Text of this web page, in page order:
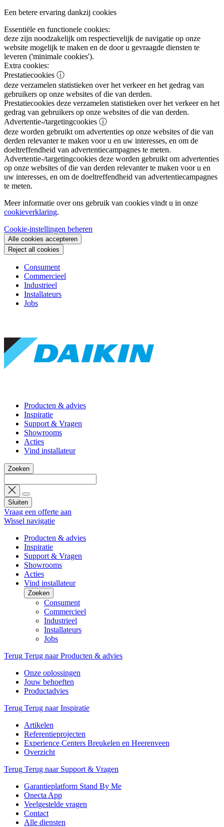
Een betere ervaring dankzij cookies
Essentiële en functionele cookies:
deze zijn noodzakelijk om respectievelijk de navigatie op onze
website mogelijk te maken en de door u gevraagde diensten te
leveren ('minimale cookies').
Extra cookies:
Prestatiecookies ⓘ
deze verzamelen statistieken over het verkeer en het gedrag van
gebruikers op onze websites of die van derden.
Prestatiecookies deze verzamelen statistieken over het verkeer en het
gedrag van gebruikers op onze websites of die van derden.
Advertentie-/targetingcookies ⓘ
deze worden gebruikt om advertenties op onze websites of die van
derden relevanter te maken voor u en uw interesses, en om de
doeltreffendheid van advertentiecampagnes te meten.
Advertentie-/targetingcookies deze worden gebruikt om advertenties
op onze websites of die van derden relevanter te maken voor u en
uw interesses, en om de doeltreffendheid van advertentiecampagnes
te meten.
Meer informatie over ons gebruik van cookies vindt u in onze
cookieverklaring.
Cookie-instellingen beheren
Alle cookies accepteren
Reject all cookies
Consument
Commercieel
Industrieel
Installateurs
Jobs
Producten & advies
Inspiratie
Support & Vragen
Showrooms
Acties
Vind installateur
Zoeken
Sluiten
Vraag een offerte aan
Wissel navigatie
Producten & advies
Inspiratie
Support & Vragen
Showrooms
Acties
Vind installateur
Zoeken
Consument
Commercieel
Industrieel
Installateurs
Jobs
Terug Terug naar Producten & advies
Onze oplossingen
Jouw behoeften
Productadvies
Terug Terug naar Inspiratie
Artikelen
Referentieprojecten
Experience Centers Breukelen en Heerenveen
Overzicht
Terug Terug naar Support & Vragen
Garantieplatform Stand By Me
Onecta App
Veelgestelde vragen
Contact
Alle diensten